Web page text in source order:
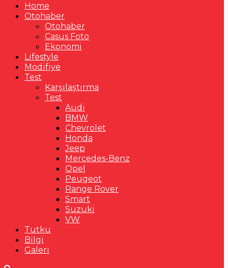
Home
Otohaber
Otohaber
Casus Foto
Ekonomi
Lifestyle
Modifiye
Test
Karşılaştırma
Test
Audi
BMW
Chevrolet
Honda
Jeep
Mercedes-Benz
Opel
Peugeot
Range Rover
Smart
Suzuki
VW
Tutku
Bilgi
Galeri